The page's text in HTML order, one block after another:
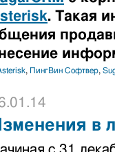
. Такая
, ПингВин Софтвер,
в